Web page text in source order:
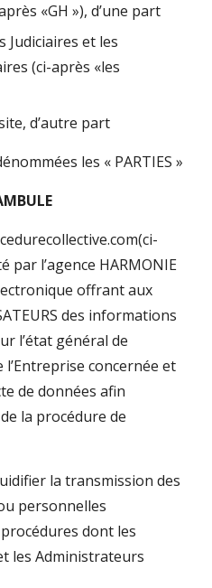
«GH »), d’une part
Judiciaires et les
(ci-après «les
d’autre part
les « PARTIES »
par l’agence HARMONIE
offrant aux
des informations
l’état général de
concernée et
de données afin
la procédure de
la transmission des
personnelles
dont les
les Administrateurs